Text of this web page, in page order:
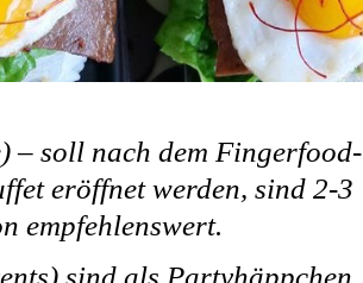
– soll nach dem Fingerfood-
eröffnet werden, sind 2-3
empfehlenswert.
sind als Partyhäppchen